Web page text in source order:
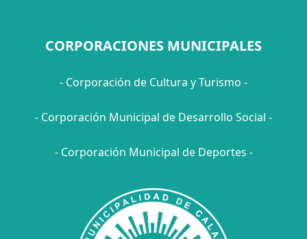
CORPORACIONES MUNICIPALES
- Corporación de Cultura y Turismo -
- Corporación Municipal de Desarrollo Social -
- Corporación Municipal de Deportes -